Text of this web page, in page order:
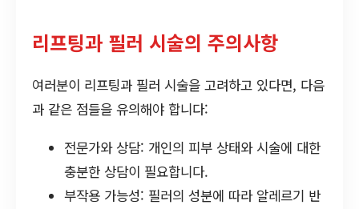
리프팅과 필러 시술의 주의사항
여러분이 리프팅과 필러 시술을 고려하고 있다면, 다음
과 같은 점들을 유의해야 합니다:
전문가와 상담: 개인의 피부 상태와 시술에 대한
충분한 상담이 필요합니다.
부작용 가능성: 필러의 성분에 따라 알레르기 반